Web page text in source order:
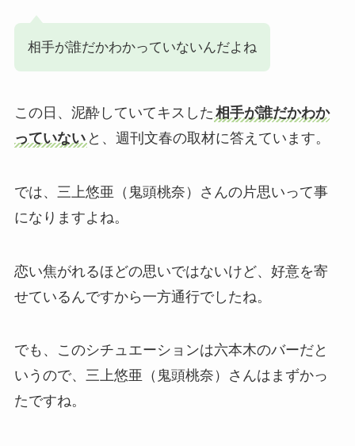
相手が誰だかわかっていないんだよね
この日、泥酔していてキスした 相手が誰だかわか
っていない と、週刊文春の取材に答えています。
では、三上悠亜（鬼頭桃奈）さんの片思いって事
になりますよね。
恋い焦がれるほどの思いではないけど、好意を寄
せているんですから一方通行でしたね。
でも、このシチュエーションは六本木のバーだと
いうので、三上悠亜（鬼頭桃奈）さんはまずかっ
たですね。